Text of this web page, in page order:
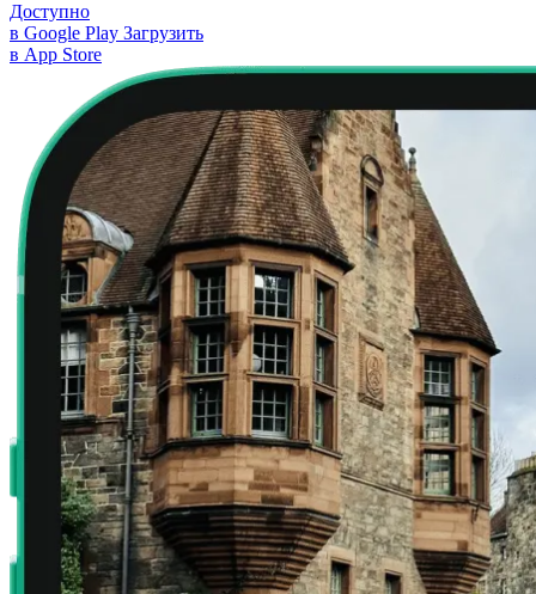
Доступно
в Google Play Загрузить
в App Store